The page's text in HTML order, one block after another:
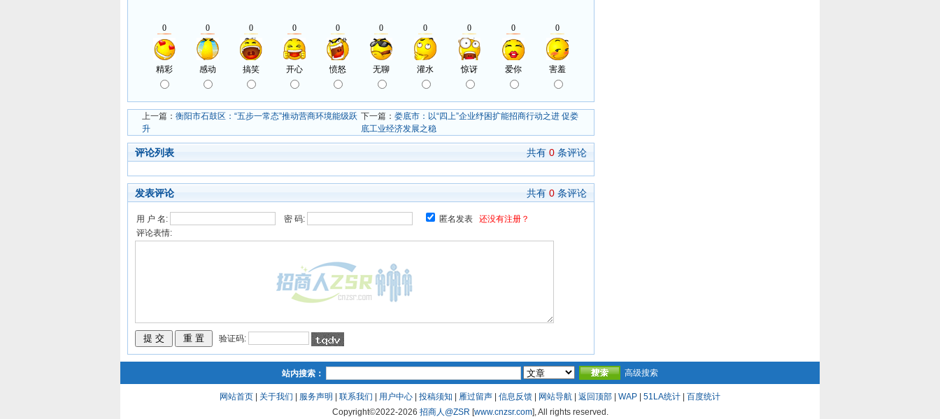
上一篇： 衡阳市石鼓区：“五步一常态”推动营商环境能级跃
升
下一篇： 娄底市：以“四上”企业纾困扩能招商行动之进 促娄
底工业经济发展之稳
评论列表 共有 0 条评论
发表评论 共有 0 条评论
用 户 名: 密 码: 匿名发表 还没有注册？
评论表情:
验证码:
站内搜索： 高级搜索
网站首页 关于我们 服务声明 联系我们 用户中心 投稿须知 雁过留声 信息反馈 网站导航 返回顶部 WAP 51LA统计
百度统计
Copyright©2022-2026 招商人@ZSR [www.cnzsr.com], All rights reserved.